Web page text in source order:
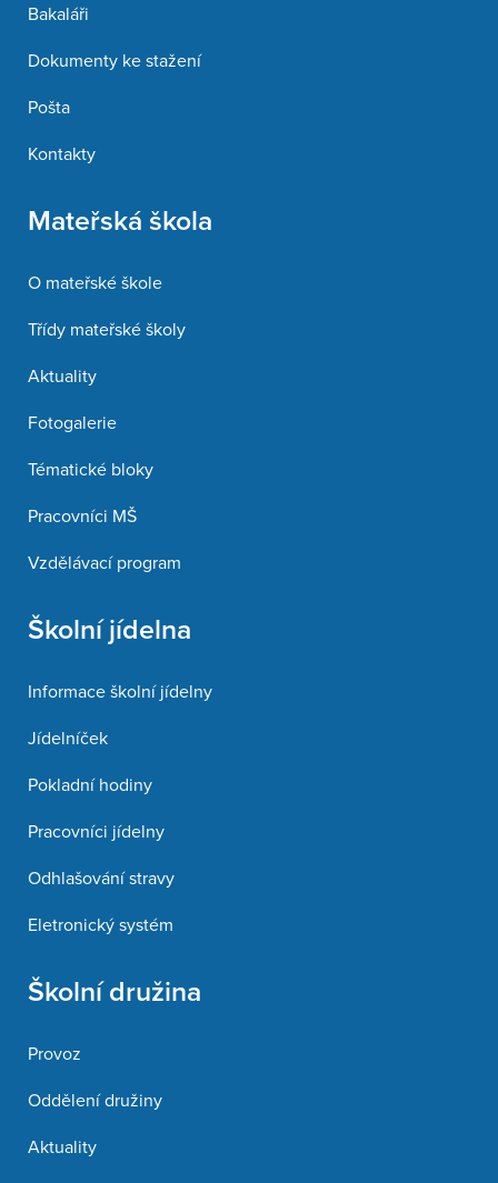
Bakaláři
Dokumenty ke stažení
Pošta
Kontakty
Mateřská škola
O mateřské škole
Třídy mateřské školy
Aktuality
Fotogalerie
Tématické bloky
Pracovníci MŠ
Vzdělávací program
Školní jídelna
Informace školní jídelny
Jídelníček
Pokladní hodiny
Pracovníci jídelny
Odhlašování stravy
Eletronický systém
Školní družina
Provoz
Oddělení družiny
Aktuality